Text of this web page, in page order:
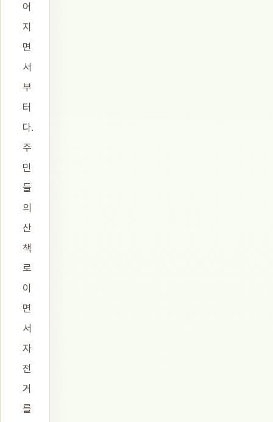
어
지
면
서
부
터
다.
주
민
들
의
산
책
로
이
면
서
자
전
거
를